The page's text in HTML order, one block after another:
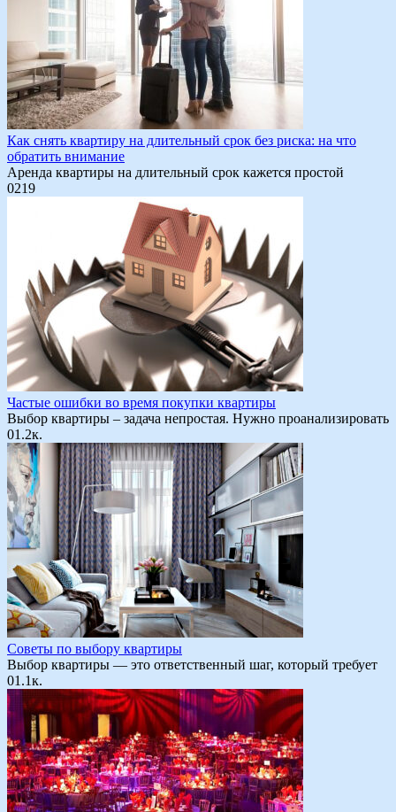
Как снять квартиру на длительный срок без риска: на что
обратить внимание
Аренда квартиры на длительный срок кажется простой
0219
Частые ошибки во время покупки квартиры
Выбор квартиры – задача непростая. Нужно проанализировать
01.2к.
Советы по выбору квартиры
Выбор квартиры — это ответственный шаг, который требует
01.1к.